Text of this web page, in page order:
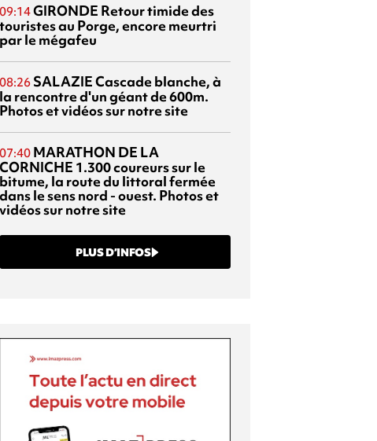
09:14GIRONDE Retour timide des
touristes au Porge, encore meurtri
par le mégafeu
08:26 SALAZIECascade blanche, à
la rencontre d'un géant de 600m.
Photos et vidéos sur notre site
07:40 MARATHON DE LA
CORNICHE 1.300 coureurs sur le
bitume, la route du littoral fermée
dans le sens nord - ouest. Photos et
vidéos sur notre site
PLUS D’INFOS